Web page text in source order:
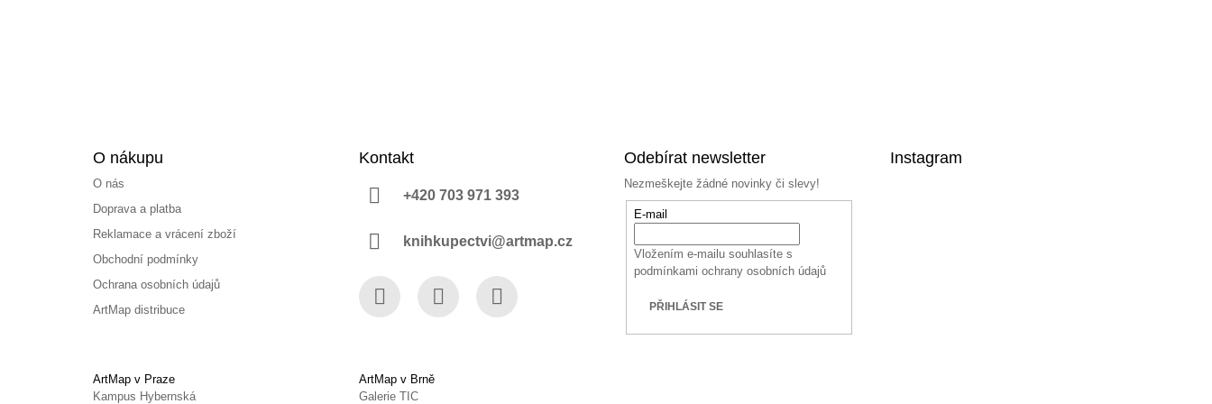
O nákupu
O nás
Doprava a platba
Reklamace a vrácení zboží
Obchodní podmínky
Ochrana osobních údajů
ArtMap distribuce
Kontakt
+420 703 971 393
knihkupectvi@artmap.cz
Odebírat newsletter
Nezmeškejte žádné novinky či slevy!
E-mail
Vložením e-mailu souhlasíte s
podmínkami ochrany osobních údajů
PŘIHLÁSIT SE
Instagram
ArtMap v Praze
Kampus Hybernská
ArtMap v Brně
Galerie TIC